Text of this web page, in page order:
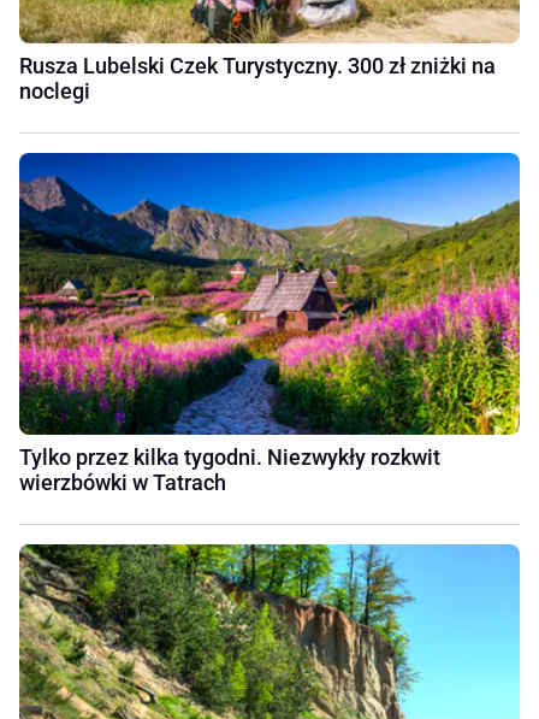
Rusza Lubelski Czek Turystyczny. 300 zł zniżki na
noclegi
Tylko przez kilka tygodni. Niezwykły rozkwit
wierzbówki w Tatrach